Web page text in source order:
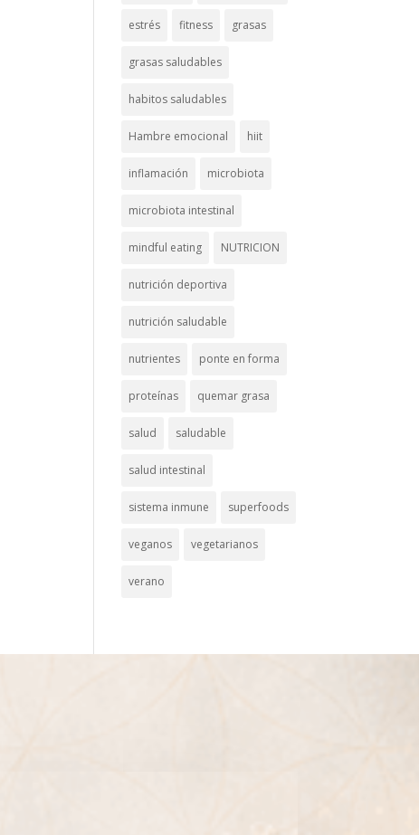
estrés fitness grasas
grasas saludables
habitos saludables
Hambre emocional hiit
inflamación microbiota
microbiota intestinal
mindful eating NUTRICION
nutrición deportiva
nutrición saludable
nutrientes ponte en forma
proteínas quemar grasa
salud saludable
salud intestinal
sistema inmune superfoods
veganos vegetarianos
verano